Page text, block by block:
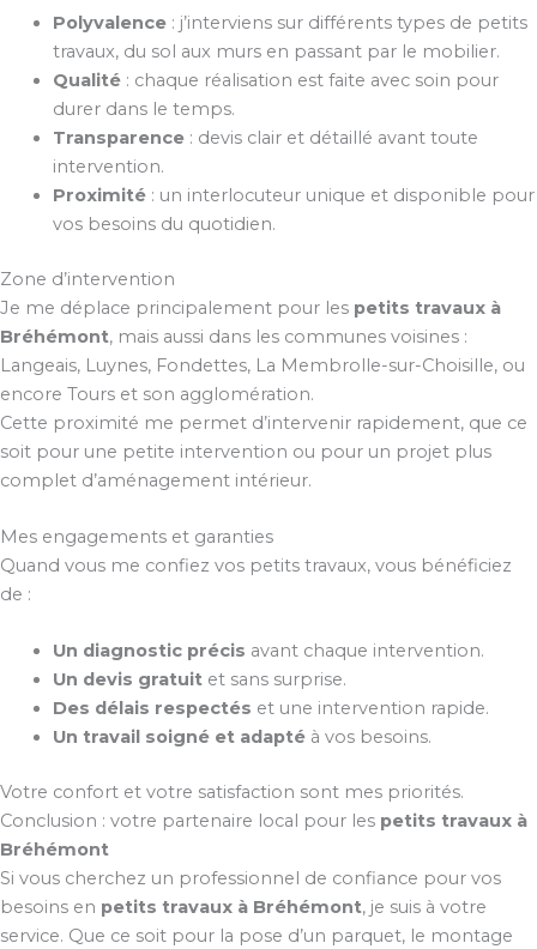
Polyvalence: j’interviens sur différents types de petits
travaux, du sol aux murs en passant par le mobilier.
Qualité: chaque réalisation est faite avec soin pour
durer dans le temps.
Transparence: devis clair et détaillé avant toute
intervention.
Proximité: un interlocuteur unique et disponible pour
vos besoins du quotidien.
Zone d’intervention
Je me déplace principalement pour les petits travaux à
Bréhémont, mais aussi dans les communes voisines :
Langeais, Luynes, Fondettes, La Membrolle-sur-Choisille, ou
encore Tours et son agglomération.
Cette proximité me permet d’intervenir rapidement, que ce
soit pour une petite intervention ou pour un projet plus
complet d’aménagement intérieur.
Mes engagements et garanties
Quand vous me confiez vos petits travaux, vous bénéficiez
de :
Un diagnostic précis avant chaque intervention.
Un devis gratuitet sans surprise.
Des délais respectés et une intervention rapide.
Un travail soigné et adaptéà vos besoins.
Votre confort et votre satisfaction sont mes priorités.
Conclusion : votre partenaire local pour les petits travaux à
Bréhémont
Si vous cherchez un professionnel de confiance pour vos
besoins en petits travaux à Bréhémont, je suis à votre
service. Que ce soit pour la pose d’un parquet, le montage